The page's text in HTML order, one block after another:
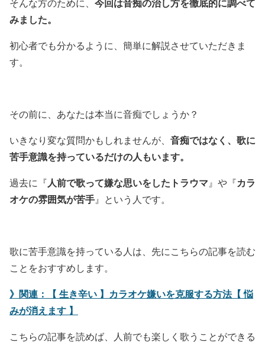
そんな方のために、 今回は音痴の治し方を徹底的に調べて
みました。
初心者でも分かるように、簡単に解説させていただきま
す。
その前に、あなたは本当に音痴でしょうか？
いきなり変な質問かもしれませんが、 音痴ではなく、歌に
苦手意識を持っているだけの人もいます。
過去に『人前で歌って嫌な思いをしたトラウマ』や『カラ
オケの雰囲気が苦手』という人です。
歌に苦手意識を持っている人は、先にこちらの記事を読む
ことをおすすめします。
》関連：【 生き辛い 】カラオケ嫌いを克服する方法【 悩
みが消えます 】
こちらの記事を読めば、人前でも楽しく歌うことができる